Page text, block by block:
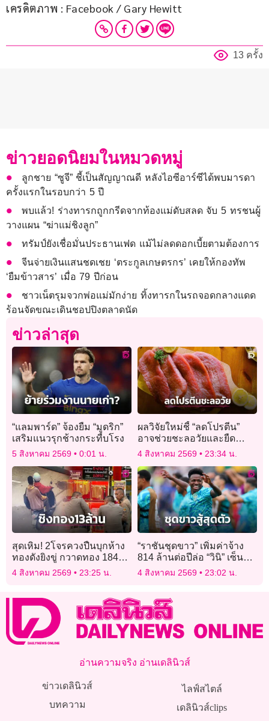
เครดิตภาพ : Facebook / Gary Hewitt
13 ครั้ง
ข่าวยอดนิยมในหมวดหมู่
ลูกชาย “ซูจี” ชี้เป็นสัญญาณดี หลังไอซีอาร์ซีได้พบมารดา
ครั้งแรกในรอบกว่า 5 ปี
พบแล้ว! ร่างทารกถูกกรีดจากท้องแม่ดับสลด จับ 5 ทรชนผู้
วางแผน “ฆ่าแม่ชิงลูก”
ทรัมป์ยังเชื่อมั่นประธานเฟด แม้ไม่ลดดอกเบี้ยตามต้องการ
จีนจ่ายเงินแสนชดเชย ‘ตระกูลเกษตรกร’ เคยให้กองทัพ
‘ยืมข้าวสาร’ เมื่อ 79 ปีก่อน
ชาวเน็ตรุมจวกพ่อแม่มักง่าย ทิ้งทารกในรถจอดกลางแดด
ร้อนจัดขณะเดินชอปปิงตลาดนัด
ข่าวล่าสุด
“แลมพาร์ด” จ้องยืม “มูดริก”
เสริมแนวรุกช้างกระทืบโรง
5 สิงหาคม 2569 0:01 น.
ผลวิจัยใหม่ชี้ “ลดโปรตีน”
อาจช่วยชะลอวัยและยืด
อายุขัยได้ดีกว่า
4 สิงหาคม 2569 23:34 น.
สุดเหิม! 2โจรควงปืนบุกห้าง
ทองดังยิงขู่ กวาดทอง 184
บาท ค่ากว่า 13 ล้าน
4 สิงหาคม 2569 23:25 น.
“ราชันชุดขาว” เพิ่มค่าจ้าง
814 ล้านต่อปีล่อ “วินิ” เซ็น
สัญญาใหม่
4 สิงหาคม 2569 23:02 น.
อ่านความจริง อ่านเดลินิวส์
ข่าวเดลินิวส์
บทความ
ไลฟ์สไตล์
เดลินิวส์clips